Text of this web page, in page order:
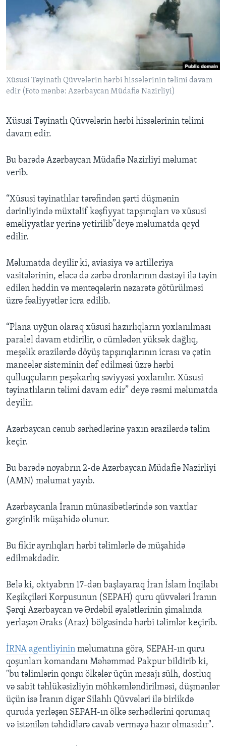
BIZI IZLƏYIN
Xüsusi Təyinatlı Qüvvələrin hərbi hissələrinin təlimi davam
edir (Foto mənbə: Azərbaycan Müdafiə Nazirliyi)
Xüsusi Təyinatlı Qüvvələrin hərbi hissələrinin təlimi
davam edir.
Bu barədə Azərbaycan Müdafiə Nazirliyi məlumat
verib.
“Xüsusi təyinatlılar tərəfindən şərti düşmənin
dərinliyində müxtəlif kəşfiyyat tapşırıqları və xüsusi
əməliyyatlar yerinə yetirilib”deyə məlumatda qeyd
edilir.
Məlumatda deyilir ki, aviasiya və artilleriya
vasitələrinin, eləcə də zərbə dronlarının dəstəyi ilə təyin
edilən həddin və məntəqələrin nəzarətə götürülməsi
üzrə fəaliyyətlər icra edilib.
“Plana uyğun olaraq xüsusi hazırlıqların yoxlanılması
paralel davam etdirilir, o cümlədən yüksək dağlıq,
meşəlik ərazilərdə döyüş tapşırıqlarının icrası və çətin
maneələr sisteminin dəf edilməsi üzrə hərbi
qulluqçuların peşəkarlıq səviyyəsi yoxlanılır. Xüsusi
təyinatlıların təlimi davam edir” deyə rəsmi məlumatda
deyilir.
Azərbaycan cənub sərhədlərinə yaxın ərazilərdə təlim
keçir.
Bu barədə noyabrın 2-də Azərbaycan Müdafiə Nazirliyi
(AMN) məlumat yayıb.
Azərbaycanla İranın münasibətlərində son vaxtlar
gərginlik müşahidə olunur.
Bu fikir ayrılıqları hərbi təlimlərlə də müşahidə
edilməkdədir.
Belə ki, oktyabrın 17-dən başlayaraq İran İslam İnqilabı
Keşikçiləri Korpusunun (SEPAH) quru qüvvələri İranın
Şərqi Azərbaycan və Ərdəbil əyalətlərinin şimalında
yerləşən Əraks (Araz) bölgəsində hərbi təlimlər keçirib.
İRNA agentliyinin məlumatına görə, SEPAH-ın quru
qoşunları komandanı Məhəmməd Pakpur bildirib ki,
"bu təlimlərin qonşu ölkələr üçün mesajı sülh, dostluq
və sabit təhlükəsizliyin möhkəmləndirilməsi, düşmənlər
üçün isə İranın digər Silahlı Qüvvələri ilə birlikdə
quruda yerləşən SEPAH-ın ölkə sərhədlərini qorumaq
və istənilən təhdidlərə cavab verməyə hazır olmasıdır".